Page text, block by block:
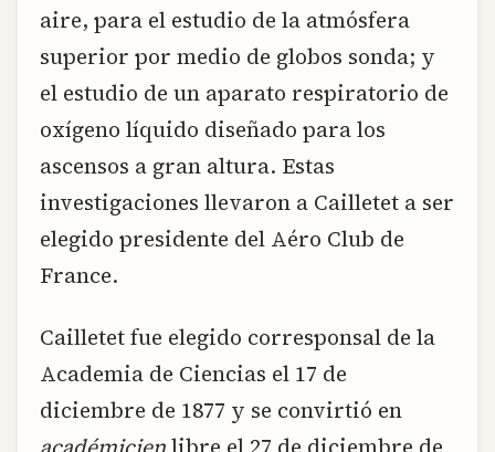
aire, para el estudio de la atmósfera
superior por medio de globos sonda; y
el estudio de un aparato respiratorio de
oxígeno líquido diseñado para los
ascensos a gran altura. Estas
investigaciones llevaron a Cailletet a ser
elegido presidente del Aéro Club de
France.
Cailletet fue elegido corresponsal de la
Academia de Ciencias el 17 de
diciembre de 1877 y se convirtió en